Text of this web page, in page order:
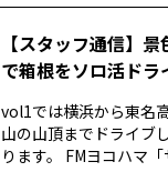
【スタッフ通信】
で箱根をソロ活ド
vol1では横浜から東名
山の山頂までドライブ
ります。 FMヨコハマ